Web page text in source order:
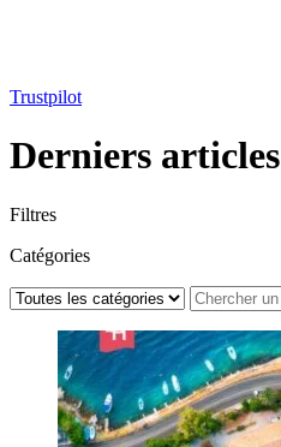
Trustpilot
Derniers articles
Filtres
Catégories